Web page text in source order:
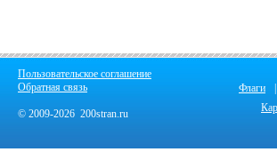
Пользовательское соглашение
Обратная связь
© 2009-2026 200stran.ru
Флаги